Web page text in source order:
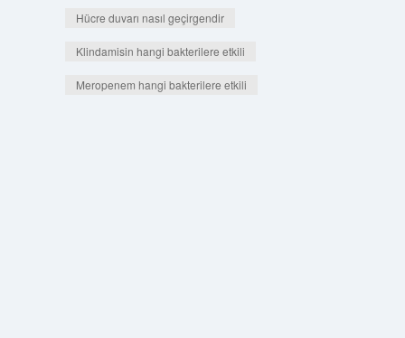
Hücre duvarı nasıl geçirgendir
Klindamisin hangi bakterilere etkili
Meropenem hangi bakterilere etkili